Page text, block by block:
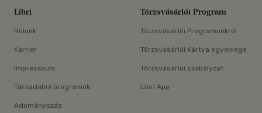
Libri
Rólunk
Karrier
Impresszum
Társadalmi programok
Adományozás
Törzsvásárlói Program
Törzsvásárlói Programunkról
Törzsvásárlói Kártya egyenlege
Törzsvásárlói szabályzat
Libri App